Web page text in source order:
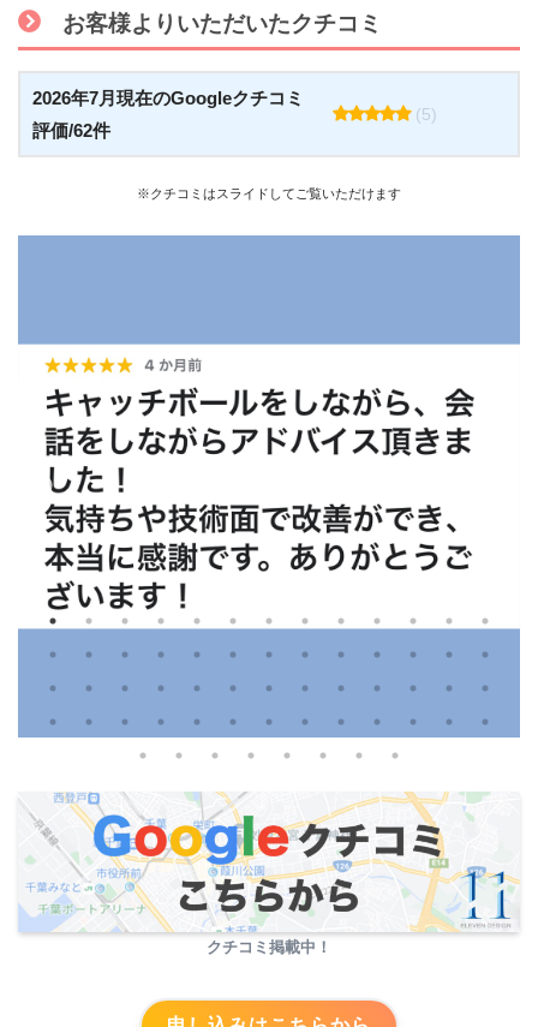
お客様よりいただいたクチコミ
2026年7月現在のGoogleクチコミ
評価/62件
(5)
※クチコミはスライドしてご覧いただけます
クチコミ掲載中！